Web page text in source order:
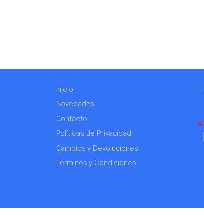
Inicio
Novedades
Contacto
Políticas de Privacidad
Cambios y Devoluciones
Terminos y Condiciones